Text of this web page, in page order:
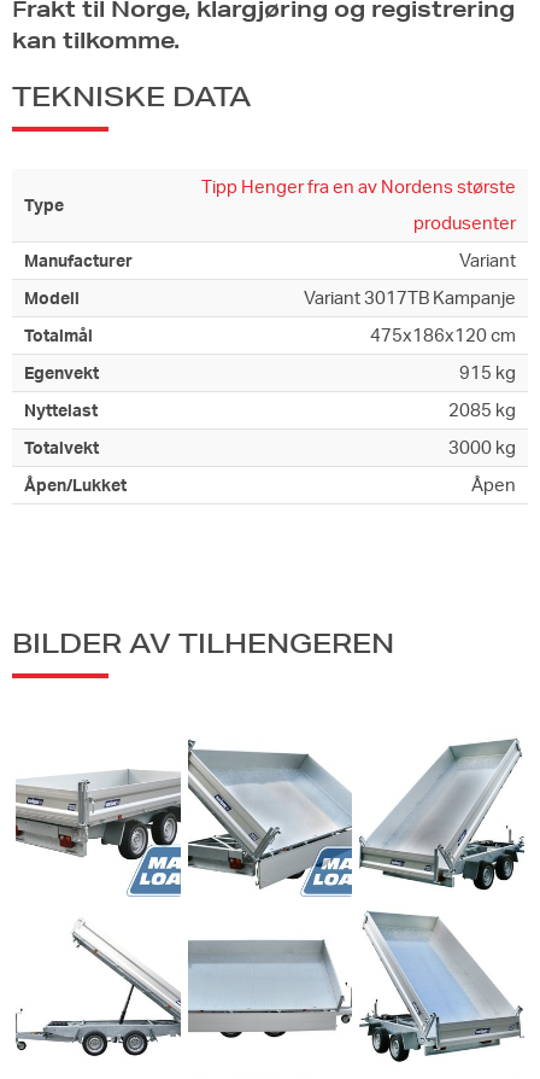
Frakt til Norge, klargjøring og registrering
kan tilkomme.
TEKNISKE DATA
Type
Tipp Henger fra en av Nordens største
produsenter
Manufacturer Variant
Modell Variant 3017TB Kampanje
Totalmål 475x186x120 cm
Egenvekt 915 kg
Nyttelast 2085 kg
Totalvekt 3000 kg
Åpen/Lukket Åpen
BILDER AV TILHENGEREN